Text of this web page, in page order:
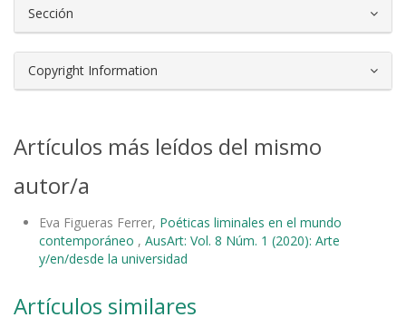
Sección
Copyright Information
Artículos más leídos del mismo
autor/a
Eva Figueras Ferrer, Poéticas liminales en el mundo
contemporáneo , AusArt: Vol. 8 Núm. 1 (2020): Arte
y/en/desde la universidad
Artículos similares